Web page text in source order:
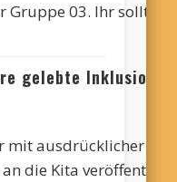
Gruppe 03. Ihr sollt
gelebte Inklusion
mit ausdrücklicher
die Kita